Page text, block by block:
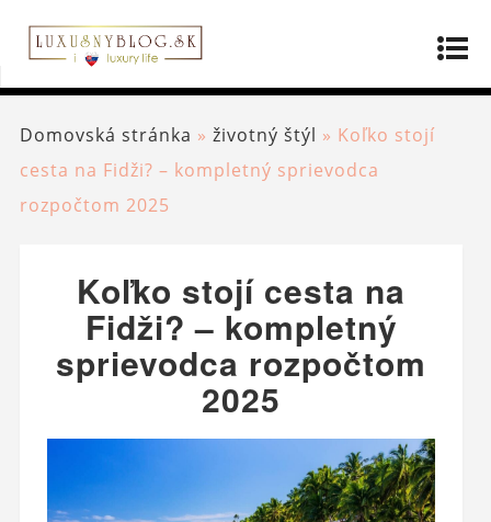
Domovská stránka » životný štýl » Koľko stojí
cesta na Fidži? – kompletný sprievodca
rozpočtom 2025
Koľko stojí cesta na
Fidži? – kompletný
sprievodca rozpočtom
2025